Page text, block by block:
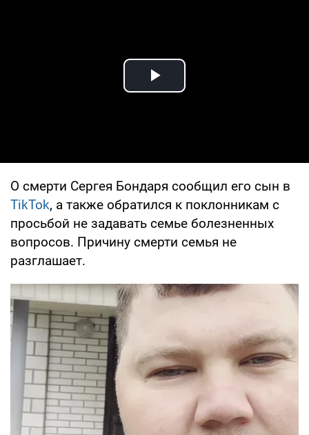
Play Video
О смерти Сергея Бондаря сообщил его сын в
TikTok, а также обратился к поклонникам с
просьбой не задавать семье болезненных
вопросов. Причину смерти семья не
разглашает.